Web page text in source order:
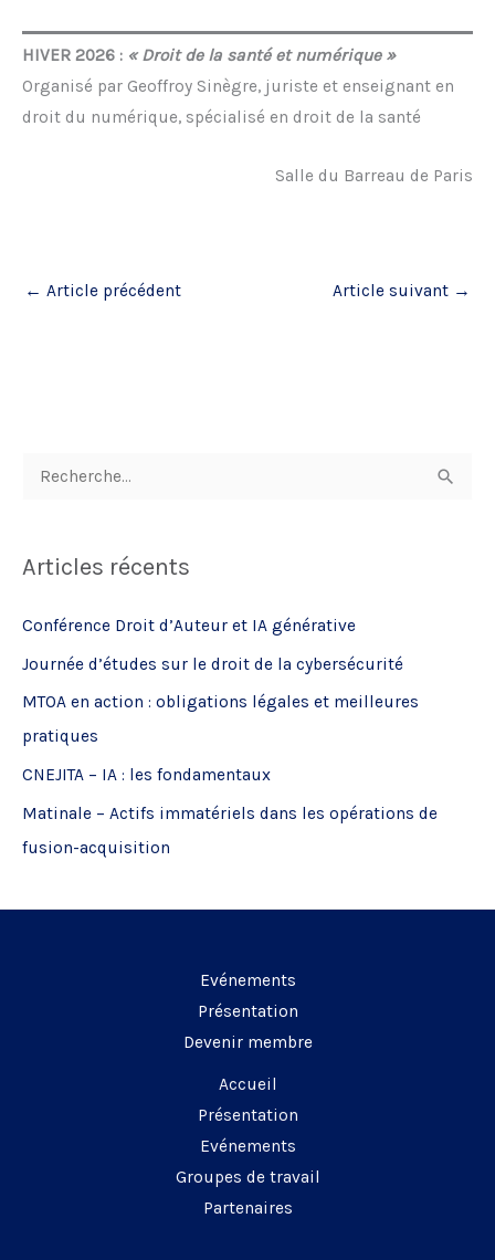
HIVER 2026 : « Droit de la santé et numérique »
Organisé par Geoffroy Sinègre, juriste et enseignant en
droit du numérique, spécialisé en droit de la santé
Salle du Barreau de Paris
← Article précédent Article suivant →
h
c
h
e
r
:
Articles récents
Conférence Droit d’Auteur et IA générative
Journée d’études sur le droit de la cybersécurité
MTOA en action : obligations légales et meilleures
pratiques
CNEJITA – IA : les fondamentaux
Matinale – Actifs immatériels dans les opérations de
fusion-acquisition
Evénements
Présentation
Devenir membre
Accueil
Présentation
Evénements
Groupes de travail
Partenaires